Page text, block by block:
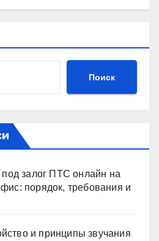
e
a
р
в
ть
Поиск
залог ПТС онлайн на
порядок, требования и
и принципы звучания